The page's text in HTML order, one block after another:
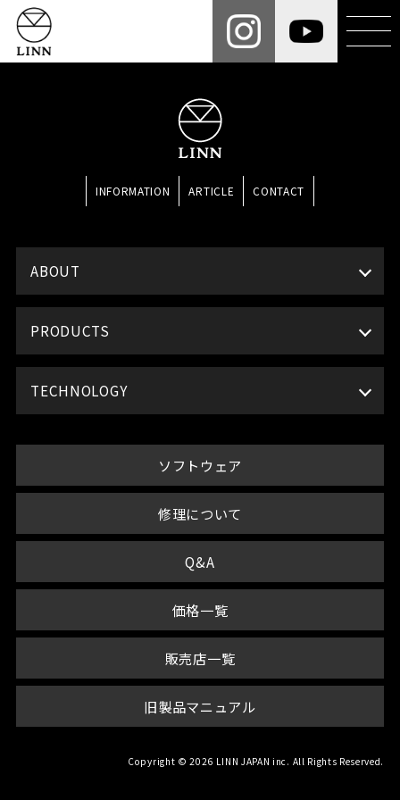
INFORMATION ARTICLE CONTACT
ABOUT
PRODUCTS
TECHNOLOGY
ソフトウェア
修理について
Q&A
価格一覧
販売店一覧
旧製品マニュアル
Copyright © 2026 LINN JAPAN inc. All Rights Reserved.